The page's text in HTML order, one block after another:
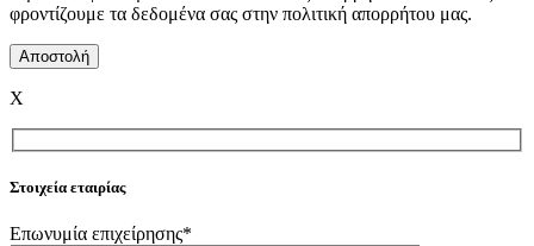
φροντίζουμε τα δεδομένα σας στην πολιτική απορρήτου μας.
X
Στοιχεία εταιρίας
Επωνυμία επιχείρησης*